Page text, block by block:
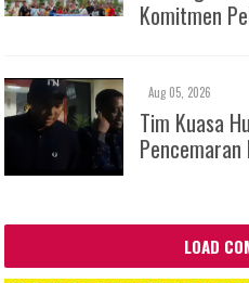
Komitmen
Aug 05, 2026
Tim Kuasa
Pencemaran
LOAD